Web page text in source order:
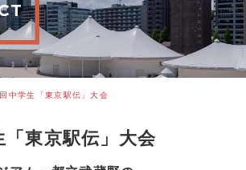
中学生「東京駅伝」大会
「東京駅伝」大会